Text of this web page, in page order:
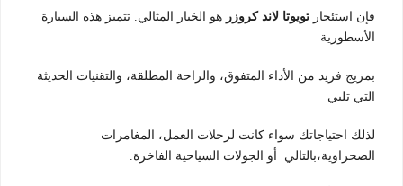
فإن استئجار تويوتا لاند كروزر هو الخيار المثالي. تتميز هذه السيارة
الأسطورية
بمزيج فريد من الأداء المتفوق، والراحة المطلقة، والتقنيات الحديثة
التي تلبي
لذلك احتياجاتك سواء كانت لرحلات العمل، المغامرات
الصحراوية،بالتالي أو الجولات السياحية الفاخرة.